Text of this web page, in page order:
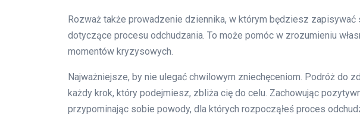
Rozważ także prowadzenie dziennika, w którym będziesz
dotyczące procesu odchudzania. To może pomóc w zrozumieniu
momentów kryzysowych.
Najważniejsze, by nie ulegać chwilowym zniechęceniom. Podróż do
każdy krok, który podejmiesz, zbliża cię do celu. Zachowując
przypominając sobie powody, dla których rozpocząłeś proces